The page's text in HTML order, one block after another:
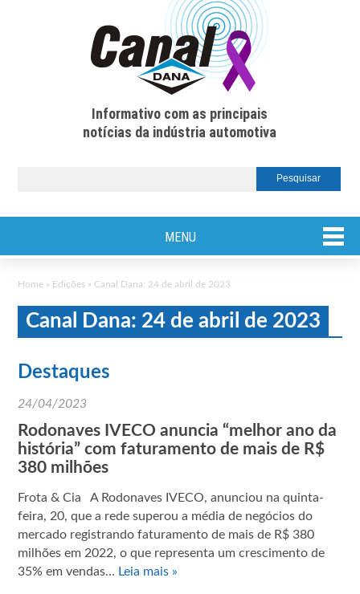
Informativo com as principais
notícias da indústria automotiva
MENU
Home » Edições » Canal Dana: 24 de abril de 2023
Canal Dana: 24 de abril de 2023
Destaques
24/04/2023
Rodonaves IVECO anuncia “melhor ano da
história” com faturamento de mais de R$
380 milhões
Frota & Cia A Rodonaves IVECO, anunciou na quinta-
feira, 20, que a rede superou a média de negócios do
mercado registrando faturamento de mais de R$ 380
milhões em 2022, o que representa um crescimento de
35% em vendas… Leia mais »